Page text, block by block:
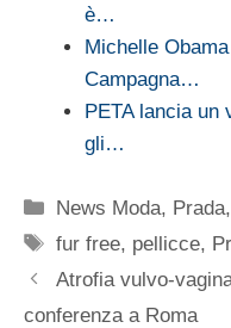
è…
Michelle
Campagna…
PETA lancia un
gli…
Categorie
News Moda, Prada,
Tag
fur free, pellicce,
Atrofia vulvo-
conferenza a Roma